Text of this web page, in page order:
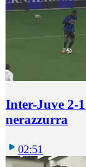
Inter-Juve 2-
nerazzurra
02:51